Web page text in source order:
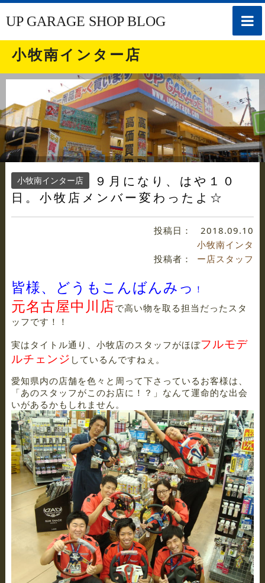
toggle
UP GARAGE SHOP BLOG
小牧南インター店
小牧南インター店
９月になり、はや１０
日。小牧店メンバー変わったよ☆
投稿日： 2018.09.10
投稿者：
小牧南インタ
ー店スタッフ
皆様、どうもこんばんみっ ！
元名古屋中川店で高い物を取る担当だったスタ
ッフです！！
実はタイトル通り、小牧店のスタッフがほぼフルモデ
ルチェンジ しているんですねぇ。
愛知県内の店舗を色々と周って下さっているお客様は、
「あのスタッフがこのお店に！？」なんて運命的な出会
いがあるかもしれません。